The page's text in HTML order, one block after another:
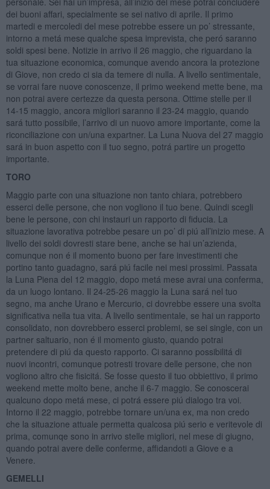
dei buoni affari, specialmente se sei nativo di aprile. Il primo
martedi e mercoledi del mese potrebbe essere un po’ stressante,
intorno a metá mese qualche spesa imprevista, che peró saranno
soldi spesi bene. Notizie in arrivo il 26 maggio, che riguardano la
tua situazione economica, comunque avendo ancora la protezione
di Giove, non credo ci sia da temere di nulla. A livello sentimentale,
se vorrai fare nuove conoscenze, il primo weekend mette bene, ma
non potrai avere certezze da questa persona. Ottime stelle per il
14-15 maggio, ancora migliori saranno il 23-24 maggio, quando
sará tutto possibile, l’arrivo di un nuovo amore importante, come la
riconciliazione con un/una expartner. La Luna Nuova del 27 maggio
sará in buon aspetto con il tuo segno, potrá partire un progetto
importante.
TORO
Maggio parte con una situazione non tanto chiara, potrebbero
esserci delle persone, che non vogliono il tuo bene. Quindi scegli
bene le persone, con chi instauri un rapporto di fiducia. La
situazione lavorativa potrebbe pesare un po’ di piú all’inizio mese. A
livello dei soldi dovresti stare bene, anche se hai un’azienda,
comunque non é il momento buono per fare investimenti che
portino tanto guadagno, sará piú facile nei mesi prossimi. Passata
la Luna Piena del 12 maggio, dopo metá mese avrai una conferma,
da un luogo lontano. Il 24-25-26 maggio la Luna sará nel tuo
segno, ma anche Urano e Mercurio, ci dovrebbe essere una svolta
significativa nella tua vita. A livello sentimentale, se hai un rapporto
consolidato, non dovrebbero esserci problemi, se sei single, con un
partner saltuario, non é il momento giusto, quando potrai
pretendere di piú da questo rapporto. Ci saranno possibilitá di
nuovi incontri, comunque potresti trovare delle persone, che non
vogliono altro che fisicitá. Se fosse questo il tuo obbiettivo, il primo
weekend mette molto bene, anche il 6-7 maggio. Se conoscerai
qualcuno dopo metá mese, ci potrá essere piú dialogo tra voi.
Intorno il 22 maggio, potrebbe tornare un/una ex, ma non credo
che la situazione attuale permetta qualcosa piú serio e veritevole di
prima, comunqe sono in arrivo stelle migliori, nel mese di giugno,
quando potrai avere delle conferme, affidandoti a Giove e a
Venere.
GEMELLI